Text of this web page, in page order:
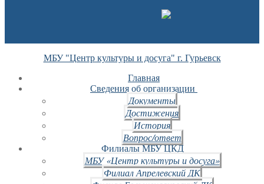
МБУ "Центр культуры и досуга" г. Гурьевск
Главная
Сведения об организации
Документы
Достижения
История
Вопрос/ответ
Филиалы МБУ ЦКД
МБУ «Центр культуры и досуга»
Филиал Апрелевский ДК